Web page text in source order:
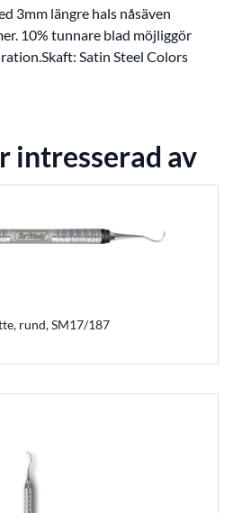
3mm längre hals nåsäven
10% tunnare blad möjliggör
Satin Steel Colors
intresserad av
rund, SM17/187